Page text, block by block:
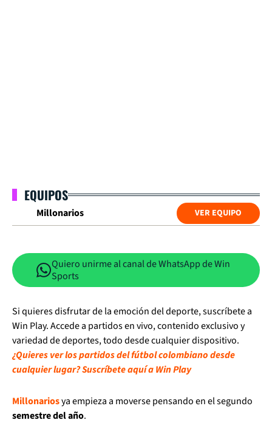
EQUIPOS
Millonarios VER EQUIPO
Quiero unirme al canal de WhatsApp de Win
Sports
Si quieres disfrutar de la emoción del deporte, suscríbete a
Win Play. Accede a partidos en vivo, contenido exclusivo y
variedad de deportes, todo desde cualquier dispositivo.
¿Quieres ver los partidos del fútbol colombiano desde
cualquier lugar? Suscríbete aquí a Win Play
Millonariosya empieza a moverse pensando en el segundo
semestre del año.